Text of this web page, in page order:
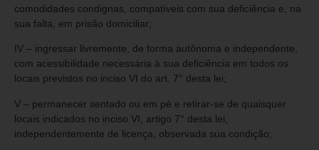
comodidades condignas, compatíveis com sua deficiência e, na
sua falta, em prisão domiciliar;
IV – ingressar livremente, de forma autônoma e independente,
com acessibilidade necessária à sua deficiência em todos os
locais previstos no inciso VI do art. 7° desta lei;
V – permanecer sentado ou em pé e retirar-se de quaisquer
locais indicados no inciso VI, artigo 7° desta lei,
independentemente de licença, observada sua condição;